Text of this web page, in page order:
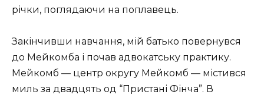
річки, поглядаючи на поплавець.
Закінчивши навчання, мій батько повернувся
до Мейкомба і почав адвокатську практику.
Мейкомб — центр округу Мейкомб — містився
миль за двадцять од “Пристані Фінча”. В